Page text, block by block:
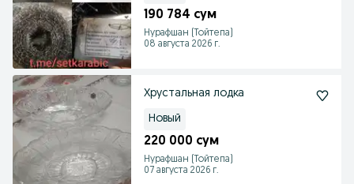
190 784 сум
Нурафшан (Тойтепа)
08 августа 2026 г.
Хрустальная лодка
Новый
220 000 сум
Нурафшан (Тойтепа)
07 августа 2026 г.